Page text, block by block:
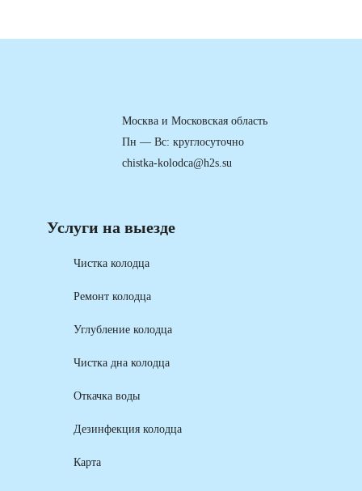
Услуги на выезде
Чистка колодца
Ремонт колодца
Углубление колодца
Чистка дна колодца
Откачка воды
Дезинфекция колодца
Карта
Москва и Московская область
Пн — Вс: круглосуточно
chistka-kolodca@h2s.su